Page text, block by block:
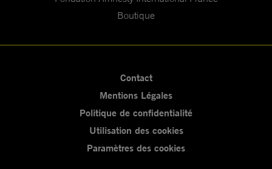
Boutique
Contact
Mentions Légales
Politique de confidentialité
Utilisation des cookies
Paramètres des cookies